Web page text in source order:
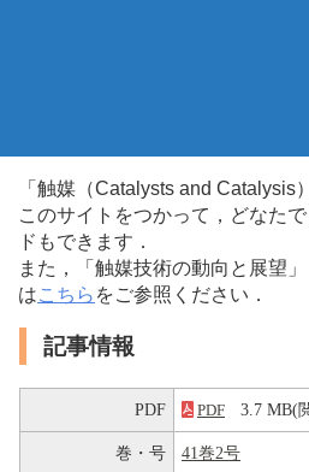
「触媒（Catalysts and
このサイトをつかって，どなた
ドもできます．
また，「触媒技術の動向と展望
はこちら をご参照ください．
記事情報
PDF PDF 3.7 MB(
巻・号 41巻2号